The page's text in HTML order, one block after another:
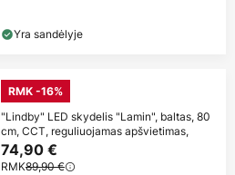
Yra sandėlyje
RMK -16%
"Lindby" LED skydelis "Lamin", baltas, 80
cm, CCT, reguliuojamas apšvietimas,
74,90 €
RMK89,90 €